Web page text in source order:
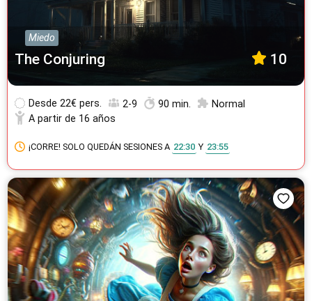
Miedo
The Conjuring 10
Desde 22€ pers. 2-9 90 min.
Normal
A partir de 16 años
¡CORRE! SOLO QUEDÁN SESIONES A 22:30 Y 23:55